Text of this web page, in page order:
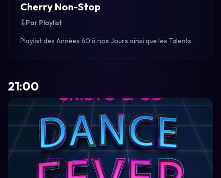
Cherry Non-Stop
Par Playlist
Playlist des Années 60 à nos Jours ainsi que les Talents
21:00